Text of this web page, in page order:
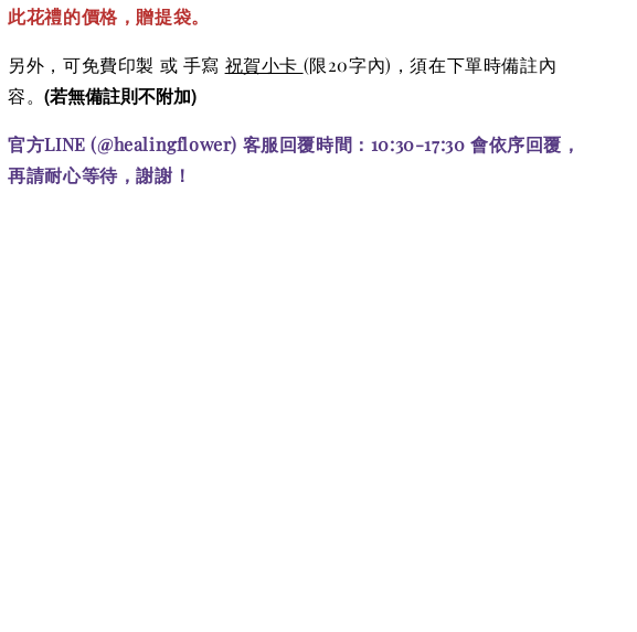
此花禮的價格 ，贈提袋。
另外，可免費印製 或 手寫 祝賀小卡 (限20字內) ，須在下單時備註內
容。(若無備註則不附加)
官方LINE (@healingflower) 客服回覆時間：10:30-17:30 會依序回覆，
再請耐心等待，謝謝！